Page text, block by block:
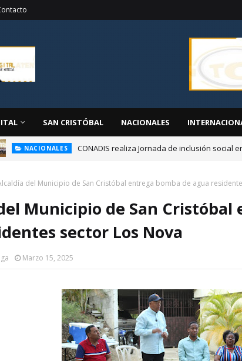
SAN CRISTÓBAL NACIONALES
NACIONALES CONADIS realiza Jornada de inclusión social
NACIONALES Administrador de EGEHID presenta
del Municipio de San Cristóbal entrega bomba de agua
Municipio de San Cristóbal
sector Los Nova
Marzo 15, 2025